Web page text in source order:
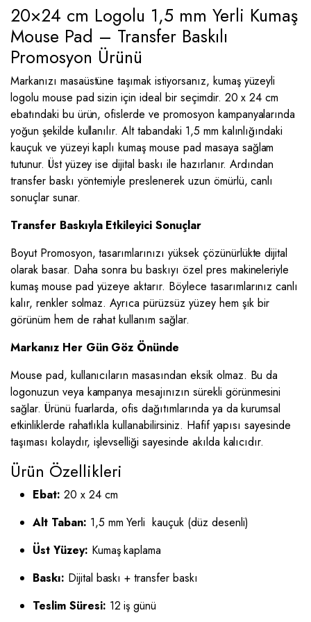
20×24 cm Logolu 1,5 mm Yerli Kumaş
Mouse Pad – Transfer Baskılı
Promosyon Ürünü
Markanızı masaüstüne taşımak istiyorsanız, kumaş yüzeyli
logolu mouse pad sizin için ideal bir seçimdir. 20 x 24 cm
ebatındaki bu ürün, ofislerde ve promosyon kampanyalarında
yoğun şekilde kullanılır. Alt tabandaki 1,5 mm kalınlığındaki
kauçuk ve yüzeyi kaplı kumaş mouse pad masaya sağlam
tutunur. Üst yüzey ise dijital baskı ile hazırlanır. Ardından
transfer baskı yöntemiyle preslenerek uzun ömürlü, canlı
sonuçlar sunar.
Transfer Baskıyla Etkileyici Sonuçlar
Boyut Promosyon, tasarımlarınızı yüksek çözünürlükte dijital
olarak basar. Daha sonra bu baskıyı özel pres makineleriyle
kumaş mouse pad yüzeye aktarır. Böylece tasarımlarınız canlı
kalır, renkler solmaz. Ayrıca pürüzsüz yüzey hem şık bir
görünüm hem de rahat kullanım sağlar.
Markanız Her Gün Göz Önünde
Mouse pad, kullanıcıların masasından eksik olmaz. Bu da
logonuzun veya kampanya mesajınızın sürekli görünmesini
sağlar. Ürünü fuarlarda, ofis dağıtımlarında ya da kurumsal
etkinliklerde rahatlıkla kullanabilirsiniz. Hafif yapısı sayesinde
taşıması kolaydır, işlevselliği sayesinde akılda kalıcıdır.
Ürün Özellikleri
Ebat: 20 x 24 cm
Alt Taban: 1,5 mm Yerli kauçuk (düz desenli)
Üst Yüzey: Kumaş kaplama
Baskı: Dijital baskı + transfer baskı
Teslim Süresi: 12 iş günü